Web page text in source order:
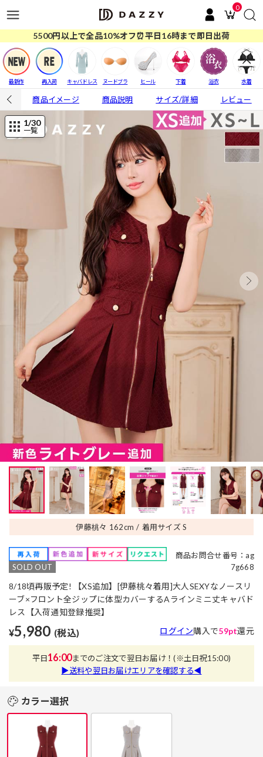
0
5500円以上で全品10%オフ⏰平日16時まで即日出荷
最新作 再入荷 キャバドレス ヌードブラ ヒール 下着 浴衣 水着
商品イメージ 商品説明 サイズ/詳細 レビュー
1/30
一覧
伊藤桃々 162cm 着用サイズ S
SOLD OUT
商品お問合せ番号：ag
7g668
8/18頃再販予定! 【XS追加】[伊藤桃々着用]大人SEXYなノースリ
ーブ×フロント全ジップに体型カバーするAラインミニ丈キャバド
レス【入荷通知登録推奨】
¥5,980 (税込) ログイン購入で59pt還元
平日16:00までのご注文で翌日お届け！(※土日祝15:00)
▶送料や翌日お届けエリアを確認する◀
カラー選択